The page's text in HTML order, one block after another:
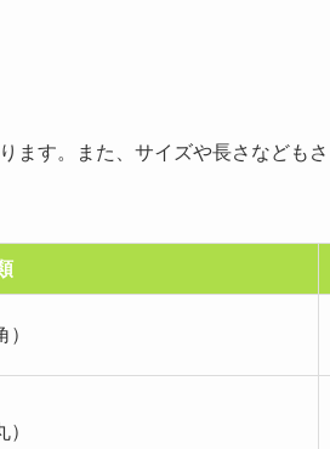
ます。また、サイズや長さなど